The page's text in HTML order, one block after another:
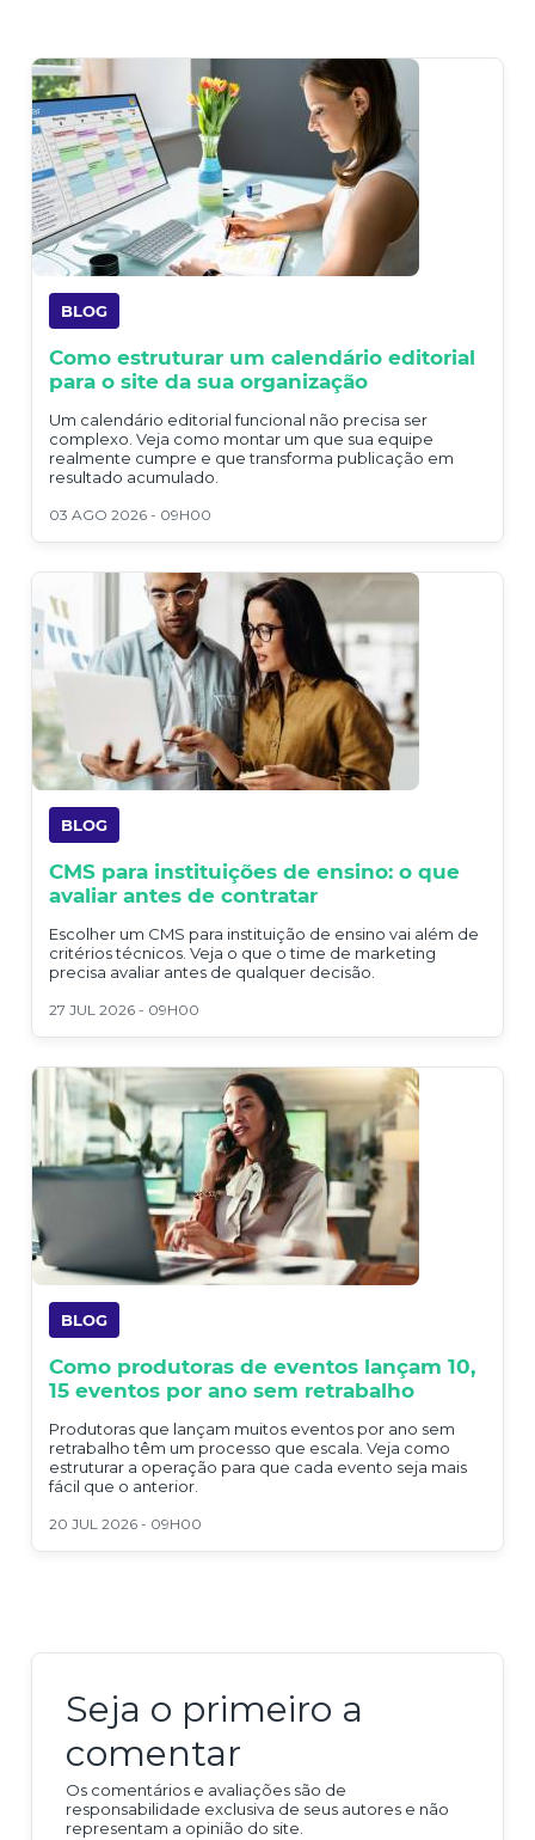
BLOG
Como estruturar um calendário editorial
para o site da sua organização
Um calendário editorial funcional não precisa ser
complexo. Veja como montar um que sua equipe
realmente cumpre e que transforma publicação em
resultado acumulado.
03 AGO 2026 - 09H00
BLOG
CMS para instituições de ensino: o que
avaliar antes de contratar
Escolher um CMS para instituição de ensino vai além de
critérios técnicos. Veja o que o time de marketing
precisa avaliar antes de qualquer decisão.
27 JUL 2026 - 09H00
BLOG
Como produtoras de eventos lançam 10,
15 eventos por ano sem retrabalho
Produtoras que lançam muitos eventos por ano sem
retrabalho têm um processo que escala. Veja como
estruturar a operação para que cada evento seja mais
fácil que o anterior.
20 JUL 2026 - 09H00
Seja o primeiro a
comentar
Os comentários e avaliações são de
responsabilidade exclusiva de seus autores e não
representam a opinião do site.